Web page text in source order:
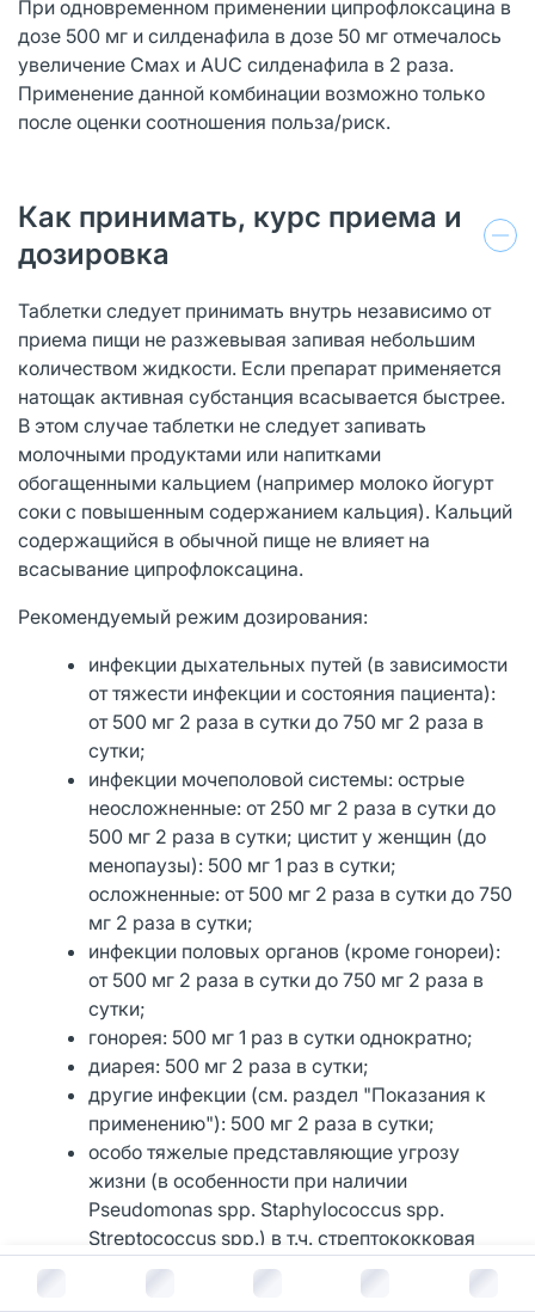
В корзину за руб.
При одновременном применении ципрофлоксацина в
дозе 500 мг и силденафила в дозе 50 мг отмечалось
увеличение Смах и AUC силденафила в 2 раза.
Применение данной комбинации возможно только
после оценки соотношения польза/риск.
Как принимать, курс приема и
дозировка
Таблетки следует принимать внутрь независимо от
приема пищи не разжевывая запивая небольшим
количеством жидкости. Если препарат применяется
натощак активная субстанция всасывается быстрее.
В этом случае таблетки не следует запивать
молочными продуктами или напитками
обогащенными кальцием (например молоко йогурт
соки с повышенным содержанием кальция). Кальций
содержащийся в обычной пище не влияет на
всасывание ципрофлоксацина.
Рекомендуемый режим дозирования:
инфекции дыхательных путей (в зависимости
от тяжести инфекции и состояния пациента):
от 500 мг 2 раза в сутки до 750 мг 2 раза в
сутки;
инфекции мочеполовой системы: острые
неосложненные: от 250 мг 2 раза в сутки до
500 мг 2 раза в сутки; цистит у женщин (до
менопаузы): 500 мг 1 раз в сутки;
осложненные: от 500 мг 2 раза в сутки до 750
мг 2 раза в сутки;
инфекции половых органов (кроме гонореи):
от 500 мг 2 раза в сутки до 750 мг 2 раза в
сутки;
гонорея: 500 мг 1 раз в сутки однократно;
диарея: 500 мг 2 раза в сутки;
другие инфекции (см. раздел "Показания к
применению"): 500 мг 2 раза в сутки;
особо тяжелые представляющие угрозу
жизни (в особенности при наличии
Pseudomonas spp. Staphylococcus spp.
Streptococcus spp.) в т.ч. стрептококковая
пневмония инфекции костей и суставов
септицемия перитонит: 750 мг 2 раза в сутки.